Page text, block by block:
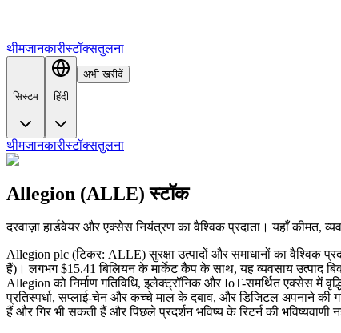
थीमजानकारीस्टॉक्सतुलना
सिस्टम हिंदी
अभी खरीदें
थीमजानकारीस्टॉक्सतुलना
Allegion (ALLE) स्टॉक
दरवाज़ा हार्डवेयर और एक्सेस नियंत्रण का वैश्विक प्रदाता। यहाँ कीमत,
Allegion plc (टिकर: ALLE) सुरक्षा उत्पादों और समाधानों का वैश्विक
हैं)। लगभग $15.41 बिलियन के मार्केट कैप के साथ, यह व्यवसाय उत्पाद
Allegion को निर्माण गतिविधि, इलेक्ट्रॉनिक और IoT-समर्थित एक्सेस में
प्रतिस्पर्धा, सप्लाई-चेन और कच्चे माल के दबाव, और डिजिटल अपनाने की
हैं और गिर भी सकती हैं और पिछले प्रदर्शन भविष्य के रिटर्न की भविष्यवाणी